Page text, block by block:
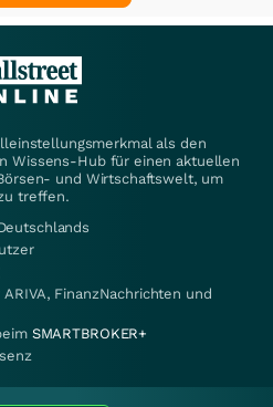
als den
Wissens-Hub für einen aktuellen
und Wirtschaftswelt, um
treffen.
FinanzNachrichten und
SMARTBROKER+